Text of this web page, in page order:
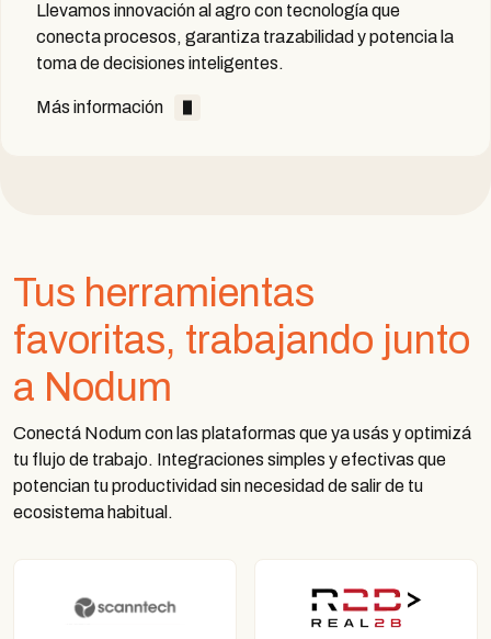
Llevamos innovación al agro con tecnología que
conecta procesos, garantiza trazabilidad y potencia la
toma de decisiones inteligentes.
Más información
Tus herramientas
favoritas, trabajando junto
a Nodum
Conectá Nodum con las plataformas que ya usás y optimizá
tu flujo de trabajo. Integraciones simples y efectivas que
potencian tu productividad sin necesidad de salir de tu
ecosistema habitual.